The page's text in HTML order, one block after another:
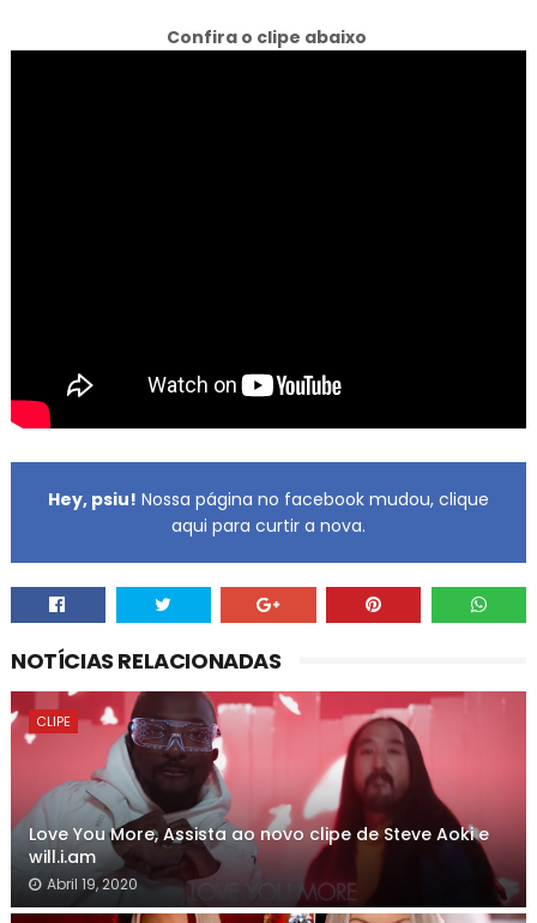
Confira o clipe abaixo
Hey, psiu! Nossa página no facebook mudou, clique
aqui para curtir a nova.
NOTÍCIAS RELACIONADAS
CLIPE
Love You More, Assista ao novo clipe de Steve Aoki e
will.i.am
Abril 19, 2020